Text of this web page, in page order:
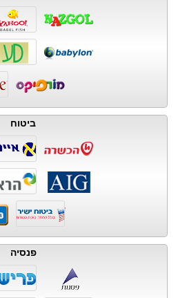
ביטוח
פנסיה